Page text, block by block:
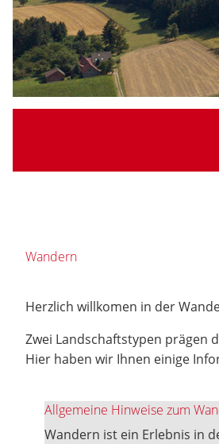
Wandern
Herzlich willkomen in der
Zwei Landschaftstypen prägen
Hier haben wir Ihnen einige
Allgemeine Hinweise zum
Wandern ist ein Erlebnis in